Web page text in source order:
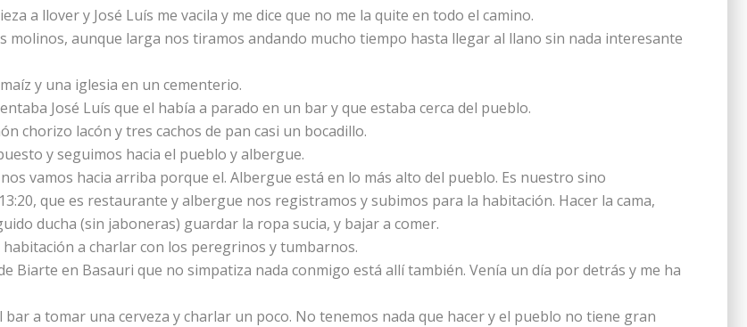
a llover y José Luís me vacila y me dice que no me la quite en todo el camino.
molinos, aunque larga nos tiramos andando mucho tiempo hasta llegar al llano sin nada interesante
y una iglesia en un cementerio.
José Luís que el había a parado en un bar y que estaba cerca del pueblo.
chorizo lacón y tres cachos de pan casi un bocadillo.
y seguimos hacia el pueblo y albergue.
vamos hacia arriba porque el. Albergue está en lo más alto del pueblo. Es nuestro sino
que es restaurante y albergue nos registramos y subimos para la habitación. Hacer la cama,
ducha (sin jaboneras) guardar la ropa sucia, y bajar a comer.
a charlar con los peregrinos y tumbarnos.
Biarte en Basauri que no simpatiza nada conmigo está allí también. Venía un día por detrás y me ha
a tomar una cerveza y charlar un poco. No tenemos nada que hacer y el pueblo no tiene gran